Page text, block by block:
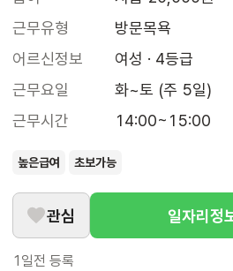
근무유형
방문목욕
어르신정보
여성 · 4등급
근무요일
화~토 (주 5일)
근무시간
14:00~15:00
높은급여 초보가능
관심 일자리정
1일전 등록